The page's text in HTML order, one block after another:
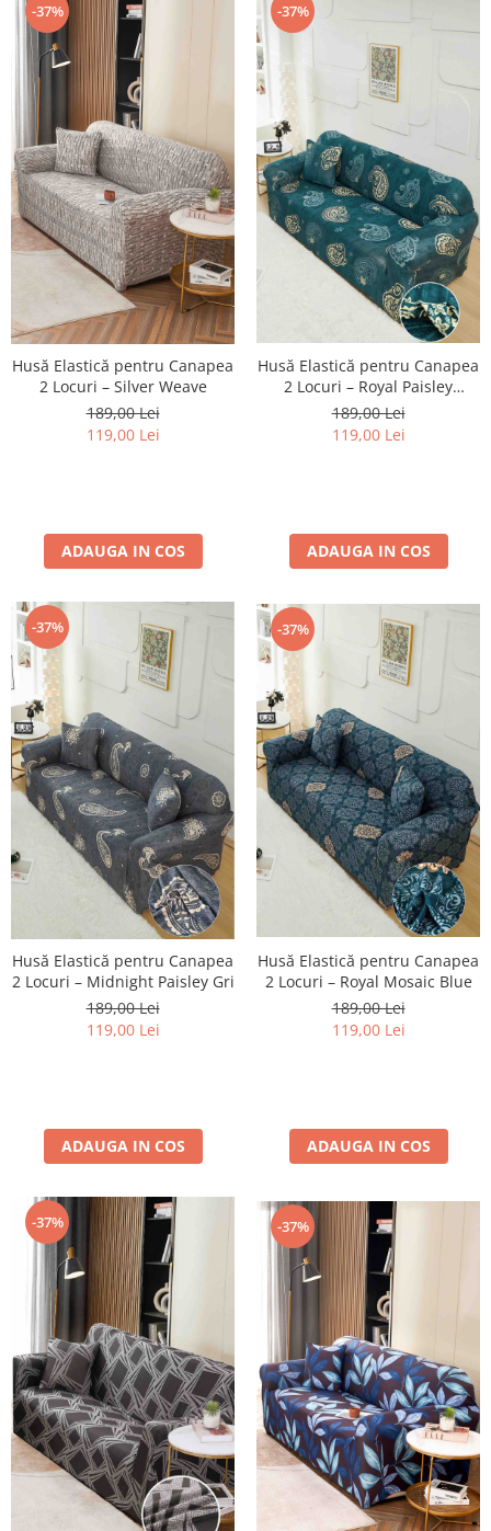
-37%
Husă Elastică pentru Canapea
2 Locuri – Silver Weave
189,00 Lei
119,00 Lei
ADAUGA IN COS
-37%
Husă Elastică pentru Canapea
2 Locuri – Royal Paisley
Turcoaz
189,00 Lei
119,00 Lei
ADAUGA IN COS
-37%
Husă Elastică pentru Canapea
2 Locuri – Midnight Paisley Gri
189,00 Lei
119,00 Lei
ADAUGA IN COS
-37%
Husă Elastică pentru Canapea
2 Locuri – Royal Mosaic Blue
189,00 Lei
119,00 Lei
ADAUGA IN COS
-37% -37%